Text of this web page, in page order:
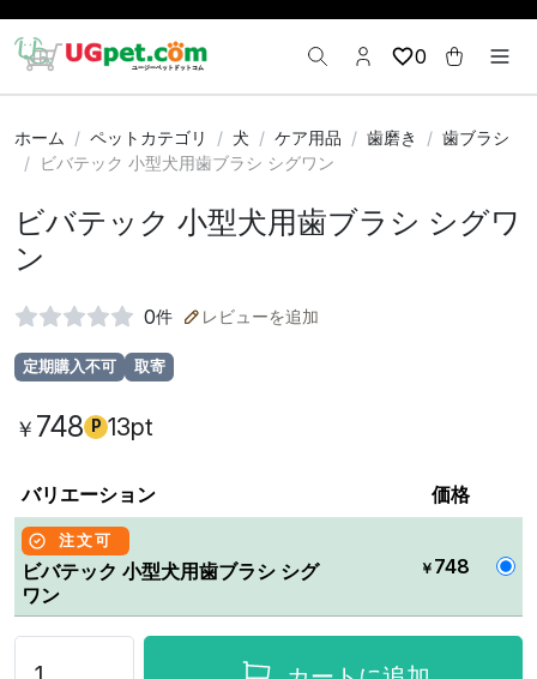
0
ホーム ペットカテゴリ 犬 ケア用品 歯磨き
歯ブラシ
ビバテック 小型犬用歯ブラシ シグワン
ビバテック 小型犬用歯ブラシ シグワ
ン
0件 レビューを追加
定期購入不可 取寄
￥ 748 P 13pt
バリエーション 価格
注文可
ビバテック 小型犬用歯ブラシ シグ
ワン
￥ 748